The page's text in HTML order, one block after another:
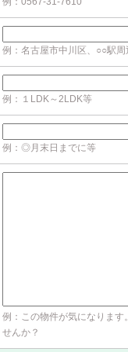
例：名古屋市中川区、○○駅周
例：１LDK～2LDK等
例：◎月末日までに等
例：この物件が気になりま
せんか？